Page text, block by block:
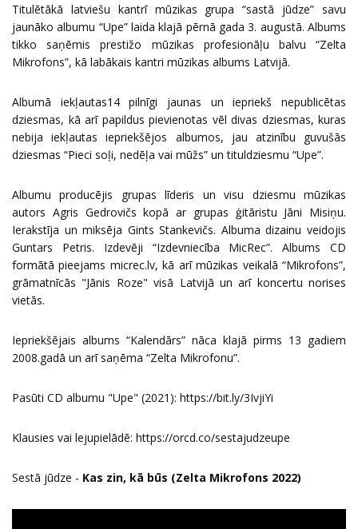
Titulētākā latviešu kantrī mūzikas grupa “sastā jūdze” savu
jaunāko albumu “Upe” laida klajā pērnā gada 3. augustā. Albums
tikko saņēmis prestižo mūzikas profesionāļu balvu “Zelta
Mikrofons”, kā labākais kantri mūzikas albums Latvijā.
Albumā iekļautas14 pilnīgi jaunas un iepriekš nepublicētas
dziesmas, kā arī papildus pievienotas vēl divas dziesmas, kuras
nebija iekļautas iepriekšējos albumos, jau atzinību guvušās
dziesmas “Pieci soļi, nedēļa vai mūžs” un tituldziesmu “Upe”.
Albumu producējis grupas līderis un visu dziesmu mūzikas
autors Agris Gedrovičs kopā ar grupas ģitāristu Jāni Misiņu.
Ierakstīja un miksēja Gints Stankevičs. Albuma dizainu veidojis
Guntars Petris. Izdevēji “Izdevniecība MicRec”. Albums CD
formātā pieejams micrec.lv, kā arī mūzikas veikalā “Mikrofons”,
grāmatnīcās "Jānis Roze" visā Latvijā un arī koncertu norises
vietās.
Iepriekšējais albums “Kalendārs” nāca klajā pirms 13 gadiem
2008.gadā un arī saņēma “Zelta Mikrofonu”.
Pasūti CD albumu "Upe" (2021): https://bit.ly/3IvjiYi
Klausies vai lejupielādē: https://orcd.co/sestajudzeupe
Sestā jūdze - Kas zin, kā būs (Zelta Mikrofons 2022)